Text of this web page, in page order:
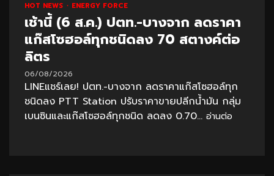
HOT NEWS ENERGY FORCE
เช้านี้ (6 ส.ค.) ปตท.-บางจาก ลดราคา
แก๊สโซฮอล์ทุกชนิดลง 70 สตางค์ต่อ
ลิตร
06/08/2026
LINEแชร์เลย! ปตท.-บางจาก ลดราคาแก๊สโซฮอล์ทุก
ชนิดลง PTT Station ปรับราคาขายปลีกน้ำมัน กลุ่ม
เบนซินและแก๊สโซฮอล์ทุกชนิด ลดลง 0.70... อ่านต่อ